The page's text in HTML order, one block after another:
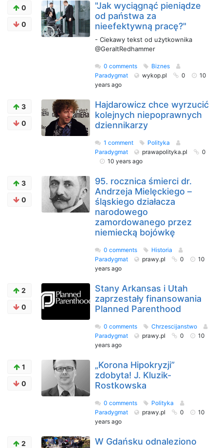
0
0
"Jak wyciągnąć pieniądze
od państwa za
nieefektywną pracę?"
- Ciekawy tekst od użytkownika
@GeraltRedhammer
0 comments
Biznes
Paradygmat
wykop.pl 0
10
years ago
3
0
Hajdarowicz chce wyrzucić
kolejnych niepoprawnych
dziennikarzy
1 comment
Polityka
Paradygmat
prawapolityka.pl
0
10 years ago
3
0
95. rocznica śmierci dr.
Andrzeja Mielęckiego –
śląskiego działacza
narodowego
zamordowanego przez
niemiecką bojówkę
0 comments
Historia
Paradygmat
prawy.pl 0
10
years ago
2
0
Stany Arkansas i Utah
zaprzestały finansowania
Planned Parenthood
0 comments
Chrzescijanstwo
Paradygmat
prawy.pl 0
10
years ago
1
0
„Korona Hipokryzji”
zdobyta! J. Kluzik-
Rostkowska
0 comments
Polityka
Paradygmat
prawy.pl 0
10
years ago
2
W Gdańsku odnaleziono